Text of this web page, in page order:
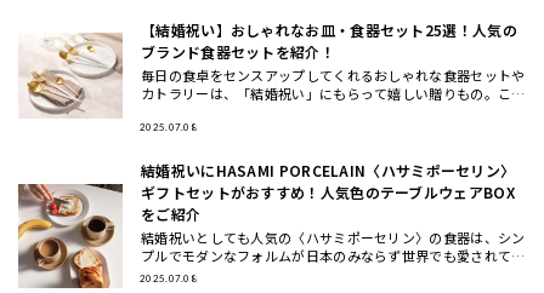
【結婚祝い】おしゃれなお皿・食器セット25選！人気の
ブランド食器セットを紹介！
毎日の食卓をセンスアップしてくれるおしゃれな食器セットや
カトラリーは、「結婚祝い」にもらって嬉しい贈りもの。ここ
って嬉しいテ
2025.07.08
結婚祝いにHASAMI PORCELAIN〈ハサミポーセリン〉
ギフトセットがおすすめ！人気色のテーブルウェアBOX
をご紹介
結婚祝いとしても人気の〈ハサミポーセリン〉の食器は、シン
プルでモダンなフォルムが日本のみならず世界でも愛されてお
り今、注目のテーブルウェアブランド。今回は、波佐見焼の伝
2025.07.08